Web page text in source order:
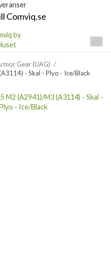
Comviq.se
Gear (UAG) /
- Skal - Plyo - Ice/Black